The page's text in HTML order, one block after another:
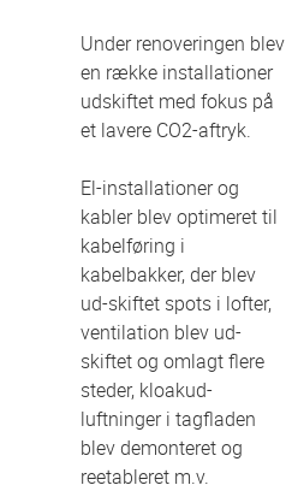
Under renoveringen blev
en række installationer
udskiftet med fokus på
et lavere CO2-aftryk.
El-installationer og
kabler blev optimeret til
kabelføring i
kabelbakker, der blev
ud-skiftet spots i lofter,
ventilation blev ud-
skiftet og omlagt flere
steder, kloakud-
luftninger i tagfladen
blev demonteret og
reetableret m.v.